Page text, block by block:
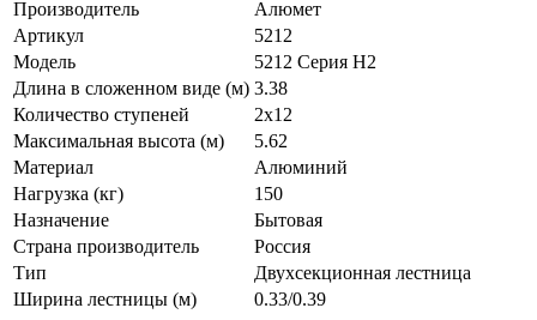
Производитель
Алюмет
Артикул
5212
Модель
5212 Серия H2
Длина в сложенном виде (м) 3.38
Количество ступеней
2х12
Максимальная высота (м)
5.62
Материал
Алюминий
Нагрузка (кг)
150
Назначение
Бытовая
Страна производитель
Россия
Тип
Двухсекционная лестница
Ширина лестницы (м)
0.33/0.39